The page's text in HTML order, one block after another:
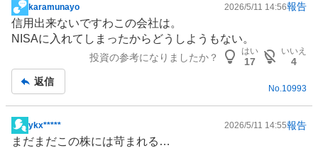
掲
示
板
karamunayo 2026/5/11 14:56報告
信用出来ないですわこの会社は。
NISAに入れてしまったからどうしようもない。
投資の参考になりましたか？
はい
17
いいえ
4
返信
No.10993
掲
ykx***** 2026/5/11 14:55報告
まだまだこの株には苛まれる…